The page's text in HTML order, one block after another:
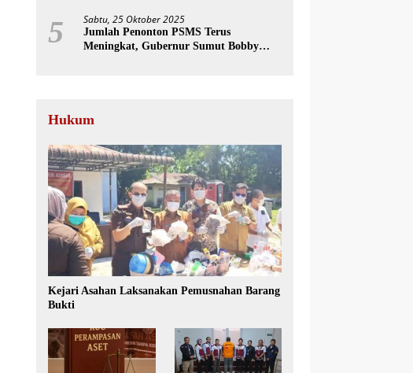
Wakil Ketua BPK
5 Sabtu, 25 Oktober 2025
Jumlah Penonton PSMS Terus
Meningkat, Gubernur Sumut Bobby
Hukum
Kejari Asahan Laksanakan Pemusnahan Barang
Bukti